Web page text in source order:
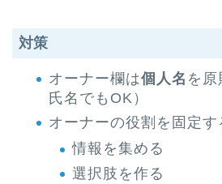
対策
オーナー欄は個人名 を原
氏名でもOK）
オーナーの役割を固定す
情報を集める
選択肢を作る